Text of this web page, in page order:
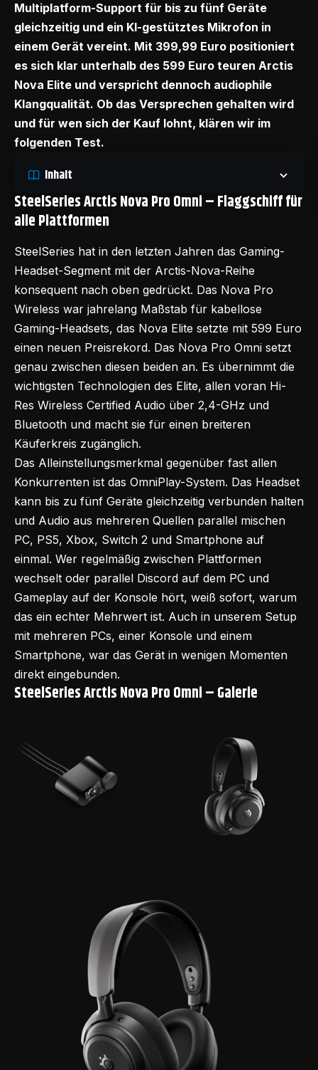
Multiplatform-Support für bis zu fünf Geräte
gleichzeitig und ein KI-gestütztes Mikrofon in
einem Gerät vereint. Mit 399,99 Euro positioniert
es sich klar unterhalb des 599 Euro teuren Arctis
Nova Elite und verspricht dennoch audiophile
Klangqualität. Ob das Versprechen gehalten wird
und für wen sich der Kauf lohnt, klären wir im
folgenden Test.
Inhalt
SteelSeries Arctis Nova Pro Omni – Flaggschiff für
alle Plattformen
SteelSeries hat in den letzten Jahren das Gaming-
Headset-Segment mit der Arctis-Nova-Reihe
konsequent nach oben gedrückt. Das Nova Pro
Wireless war jahrelang Maßstab für kabellose
Gaming-Headsets, das Nova Elite setzte mit 599 Euro
einen neuen Preisrekord. Das Nova Pro Omni setzt
genau zwischen diesen beiden an. Es übernimmt die
wichtigsten Technologien des Elite, allen voran Hi-
Res Wireless Certified Audio über 2,4-GHz und
Bluetooth und macht sie für einen breiteren
Käuferkreis zugänglich.
Das Alleinstellungsmerkmal gegenüber fast allen
Konkurrenten ist das OmniPlay-System. Das Headset
kann bis zu fünf Geräte gleichzeitig verbunden halten
und Audio aus mehreren Quellen parallel mischen
PC, PS5, Xbox, Switch 2 und Smartphone auf
einmal. Wer regelmäßig zwischen Plattformen
wechselt oder parallel Discord auf dem PC und
Gameplay auf der Konsole hört, weiß sofort, warum
das ein echter Mehrwert ist. Auch in unserem Setup
mit mehreren PCs, einer Konsole und einem
Smartphone, war das Gerät in wenigen Momenten
direkt eingebunden.
SteelSeries Arctis Nova Pro Omni – Galerie